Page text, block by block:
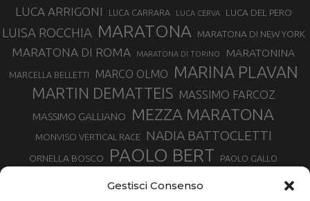
Gestisci Consenso
LUCA ARRIGONI LUCA CARRARA LUCA CERVA LUCA DEL PERO
LUISA ROCCHIA MARATONA MARATONA DI NEW YORK
MARATONA DI ROMA MARATONA DI TORINO MARATONINA
MARCELLA BELLETTI MARCO OLMO MARINA PLAVAN
MARTIN DEMATTEIS MASSIMO FARCOZ
MASSIMO GALLIANO MEZZA MARATONA
MONVISO VERTICAL RACE NADIA BATTOCLETTI
ORNELLA BOSCO PAOLO BERT PAOLO GALLO